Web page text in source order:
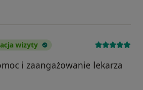
wizyty
i zaangażowanie lekarza